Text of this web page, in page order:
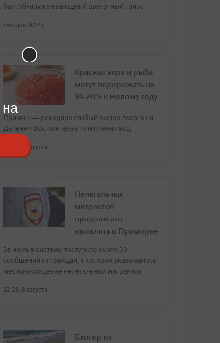
был обнаружен западный цветочный трипс
сегодня, 00:25
Красная икра и рыба
могут подорожать на
10–20% к Новому году
Причина — рекордно слабый вылов лосося на
Дальнем Востоке из-за потепления вод
23:43, 8 августа
Нелегальных
мигрантов
продолжают
выявлять в Приморье
За июль в систему поступило около 30
сообщений от граждан, в которых указывалось
местонахождение нелегальных мигрантов
22:29, 8 августа
Блогер из